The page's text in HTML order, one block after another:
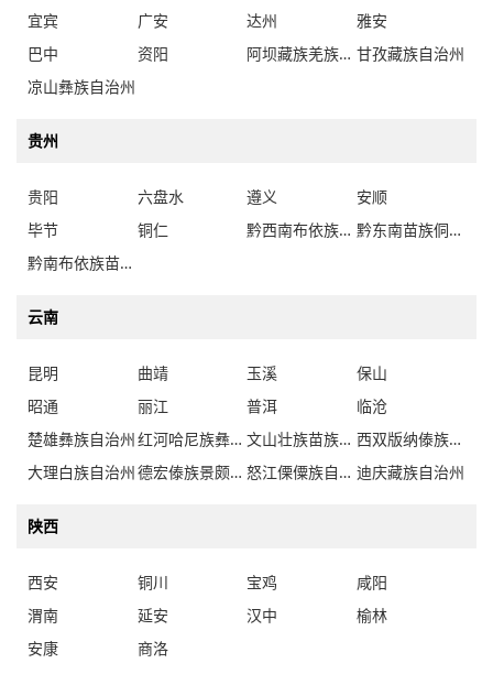
宜宾
广安 达州
雅安
巴中
资阳 阿坝藏族羌族自治州 甘孜藏族自治州
凉山彝族自治州
贵州
贵阳 六盘水 遵义
安顺
毕节
铜仁 黔西南布依族苗族自治州
黔东南苗族侗族自治州
黔南布依族苗族自治州
云南
昆明 曲靖 玉溪
保山
昭通
丽江 普洱
临沧
楚雄彝族自治州
红河哈尼族彝族自治州 文山壮族苗族自治州
西双版纳傣族自治州
大理白族自治州
德宏傣族景颇族自治州 怒江傈僳族自治州 迪庆藏族自治州
陕西
西安 铜川 宝鸡
咸阳
渭南
延安 汉中
榆林
安康
商洛